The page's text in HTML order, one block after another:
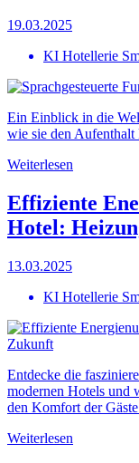
19.03.2025
KI Hotellerie
Ein Einblick in die
wie sie den Aufenthalt
Weiterlesen
Effiziente
Hotel:
13.03.2025
KI Hotellerie
Entdecke die
modernen Hotels und
den Komfort der
Weiterlesen